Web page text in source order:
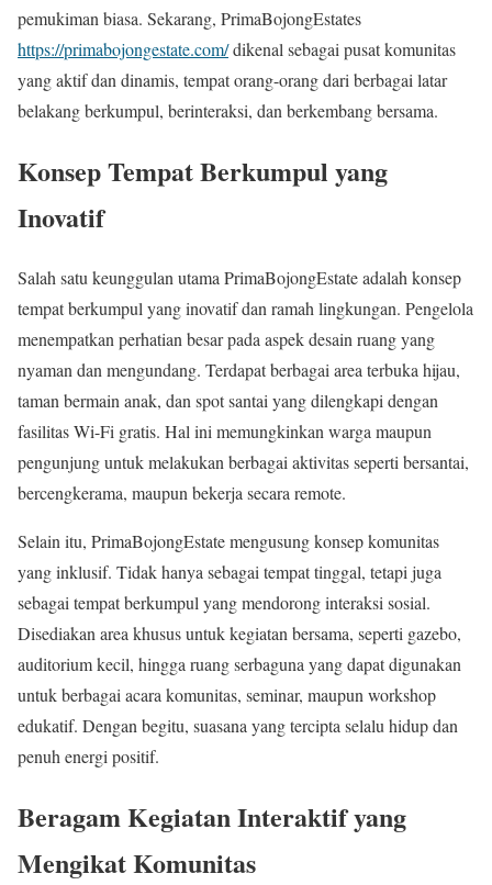
pemukiman biasa. Sekarang, PrimaBojongEstates
https://primabojongestate.com/dikenal sebagai pusat komunitas
yang aktif dan dinamis, tempat orang-orang dari berbagai latar
belakang berkumpul, berinteraksi, dan berkembang bersama.
Konsep Tempat Berkumpul yang
Inovatif
Salah satu keunggulan utama PrimaBojongEstate adalah konsep
tempat berkumpul yang inovatif dan ramah lingkungan. Pengelola
menempatkan perhatian besar pada aspek desain ruang yang
nyaman dan mengundang. Terdapat berbagai area terbuka hijau,
taman bermain anak, dan spot santai yang dilengkapi dengan
fasilitas Wi-Fi gratis. Hal ini memungkinkan warga maupun
pengunjung untuk melakukan berbagai aktivitas seperti bersantai,
bercengkerama, maupun bekerja secara remote.
Selain itu, PrimaBojongEstate mengusung konsep komunitas
yang inklusif. Tidak hanya sebagai tempat tinggal, tetapi juga
sebagai tempat berkumpul yang mendorong interaksi sosial.
Disediakan area khusus untuk kegiatan bersama, seperti gazebo,
auditorium kecil, hingga ruang serbaguna yang dapat digunakan
untuk berbagai acara komunitas, seminar, maupun workshop
edukatif. Dengan begitu, suasana yang tercipta selalu hidup dan
penuh energi positif.
Beragam Kegiatan Interaktif yang
Mengikat Komunitas